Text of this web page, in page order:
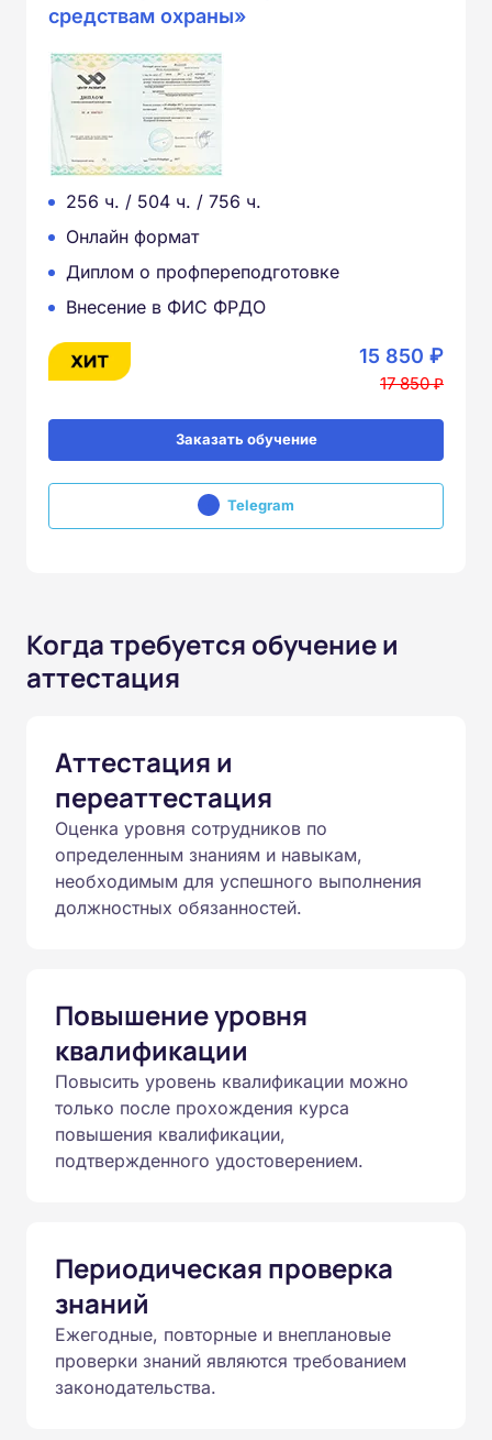
средствам охраны»
256 ч. / 504 ч. / 756 ч.
Онлайн формат
Диплом о профпереподготовке
Внесение в ФИС ФРДО
15 850 ₽
17 850 ₽
Заказать обучение
Telegram
Когда требуется обучение и
аттестация
Аттестация и
переаттестация
Оценка уровня сотрудников по
определенным знаниям и навыкам,
необходимым для успешного выполнения
должностных обязанностей.
Повышение уровня
квалификации
Повысить уровень квалификации можно
только после прохождения курса
повышения квалификации,
подтвержденного удостоверением.
Периодическая проверка
знаний
Ежегодные, повторные и внеплановые
проверки знаний являются требованием
законодательства.